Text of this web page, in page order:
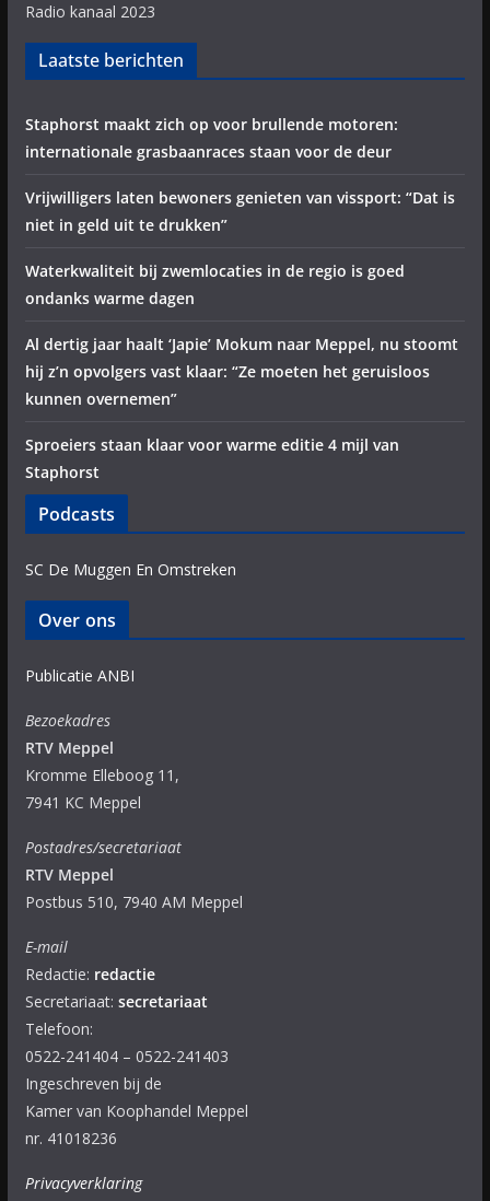
Radio kanaal 2023
Laatste berichten
Staphorst maakt zich op voor brullende motoren:
internationale grasbaanraces staan voor de deur
Vrijwilligers laten bewoners genieten van vissport: “Dat is
niet in geld uit te drukken”
Waterkwaliteit bij zwemlocaties in de regio is goed
ondanks warme dagen
Al dertig jaar haalt ‘Japie’ Mokum naar Meppel, nu stoomt
hij z’n opvolgers vast klaar: “Ze moeten het geruisloos
kunnen overnemen”
Sproeiers staan klaar voor warme editie 4 mijl van
Staphorst
Podcasts
SC De Muggen En Omstreken
Over ons
Publicatie ANBI
Bezoekadres
RTV Meppel
Kromme Elleboog 11,
7941 KC Meppel
Postadres/secretariaat
RTV Meppel
Postbus 510, 7940 AM Meppel
E-mail
Redactie: redactie
Secretariaat: secretariaat
Telefoon:
0522-241404 – 0522-241403
Ingeschreven bij de
Kamer van Koophandel Meppel
nr. 41018236
Privacyverklaring